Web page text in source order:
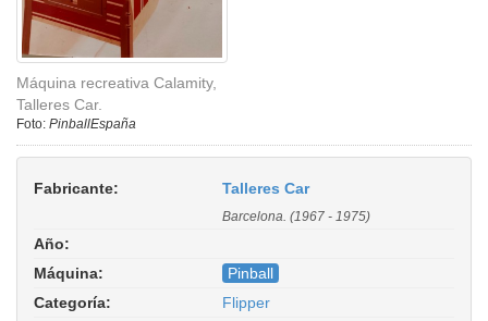
Máquina recreativa Calamity,
Talleres Car.
Foto: PinballEspaña
Fabricante: Talleres Car
Barcelona. (1967 - 1975)
Año:
Máquina:
Pinball
Categoría:
Flipper